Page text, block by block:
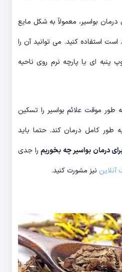
درمان بواسیر، معمولاً به شکل مایع
است استفاده کنید. می توانید آن را
پنبه ای یا پارچه نرم روی ناحیه
موقت علائم بواسیر را تسکین
طور کامل درمان کند. حتما باید
درمان بواسیر چه بخوریم را جدی
آنلاین نیز مشورت کنید.